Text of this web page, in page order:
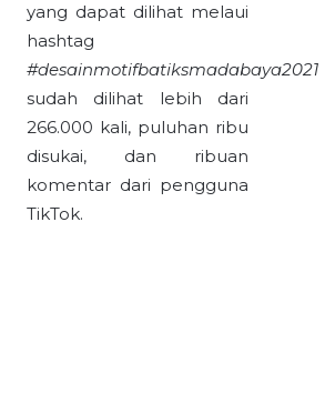
yang dapat dilihat melaui
hashtag
#desainmotifbatiksmadabaya2021
sudah dilihat lebih dari
266.000 kali, puluhan ribu
disukai, dan ribuan
komentar dari pengguna
TikTok.